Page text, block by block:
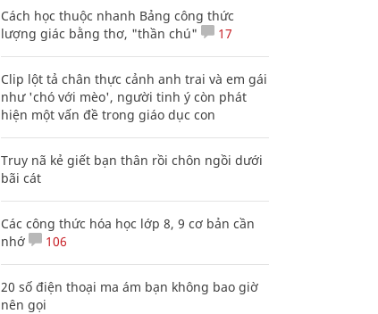
Cách học thuộc nhanh Bảng công thức
lượng giác bằng thơ, "thần chú"
17
Clip lột tả chân thực cảnh anh trai và em gái
như 'chó với mèo', người tinh ý còn phát
hiện một vấn đề trong giáo dục con
Truy nã kẻ giết bạn thân rồi chôn ngồi dưới
bãi cát
Các công thức hóa học lớp 8, 9 cơ bản cần
nhớ
106
20 số điện thoại ma ám bạn không bao giờ
nên gọi